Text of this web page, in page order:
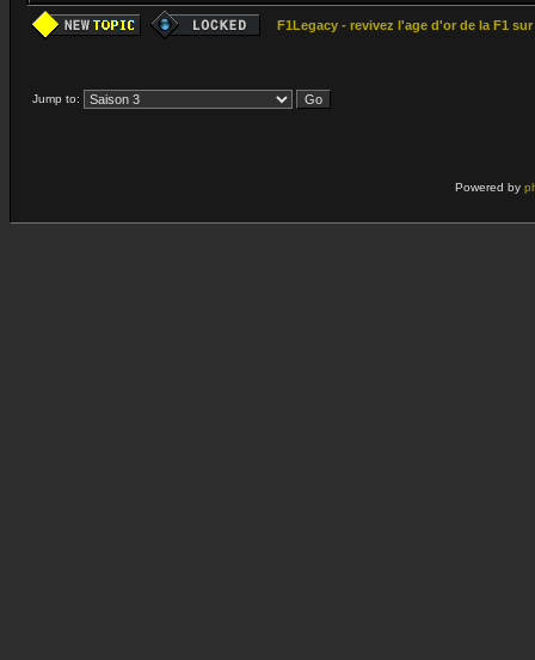
F1Legacy - revivez l'age d'or de la F1
Jump to:
Powered by